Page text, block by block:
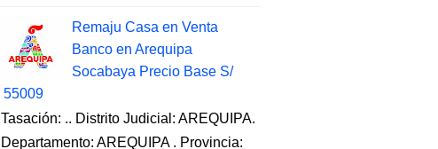
Remaju Casa en Venta
Banco en Arequipa
Socabaya Precio Base S/
55009
Tasación: .. Distrito Judicial: AREQUIPA.
Departamento: AREQUIPA . Provincia: